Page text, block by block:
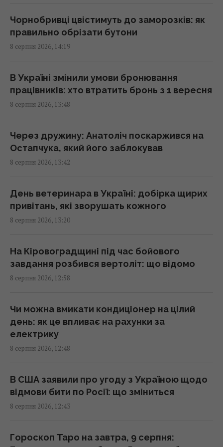
14:08 субота, 08 серпня 2026
На якій плиті їжа смачніша – індукційній чи
14:00 субота, 08 серпня 2026
5 звичок, які видають примітивне мислення
13:57 субота, 08 серпня 2026
Чому коти влаштовують нічні забіги по
поведінку
13:53 субота, 08 серпня 2026
бездротова зарядка дорожча за дротову
13:50 субота, 08 серпня 2026
зріс: яка країна купила найбільше
13:44 субота, 08 серпня 2026
Перший титульний поєдинок Олександра
ексклюзивно на Київстар ТБ
13:38 субота, 08 серпня 2026
феєричний камбек після кількох років
Чорнобривці цвістимуть до заморозків: як
правильно обрізати бутони
8 серпня 2026, 14:19
В Україні змінили умови бронювання
працівників: хто втратить бронь з 1 вересня
8 серпня 2026, 13:48
Через дружину: Анатоліч поскаржився на
Остапчука, який його заблокував
8 серпня 2026, 13:42
День ветеринара в Україні: добірка щирих
привітань, які зворушать кожного
8 серпня 2026, 13:20
На Кіровоградщині під час бойового
завдання розбився вертоліт: що відомо
8 серпня 2026, 12:58
Чи можна вмикати кондиціонер на цілий
день: як це впливає на рахунки за
електрику
8 серпня 2026, 12:48
В США заявили про угоду з Україною щодо
відмови бити по Росії: що зміниться
8 серпня 2026, 12:43
Гороскоп Таро на завтра, 9 серпня: